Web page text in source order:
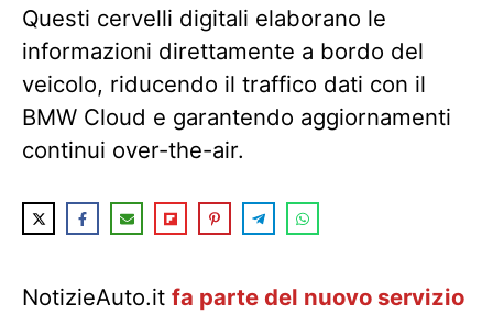
Questi cervelli digitali elaborano le
informazioni direttamente a bordo del
veicolo, riducendo il traffico dati con il
BMW Cloud e garantendo aggiornamenti
continui over-the-air.
NotizieAuto.it fa parte del nuovo servizio